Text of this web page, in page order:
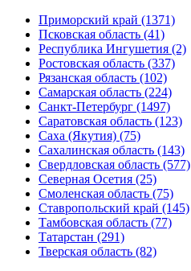
Приморский край (1371)
Псковская область (41)
Республика Ингушетия (2)
Ростовская область (337)
Рязанская область (102)
Самарская область (224)
Санкт-Петербург (1497)
Саратовская область (123)
Саха (Якутия) (75)
Сахалинская область (143)
Свердловская область (577)
Северная Осетия (25)
Смоленская область (75)
Ставропольский край (145)
Тамбовская область (77)
Татарстан (291)
Тверская область (82)